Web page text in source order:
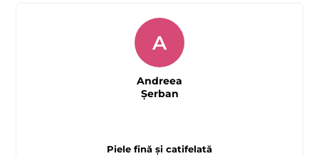
Piele fină și catifelată
A
Andreea
Şerban